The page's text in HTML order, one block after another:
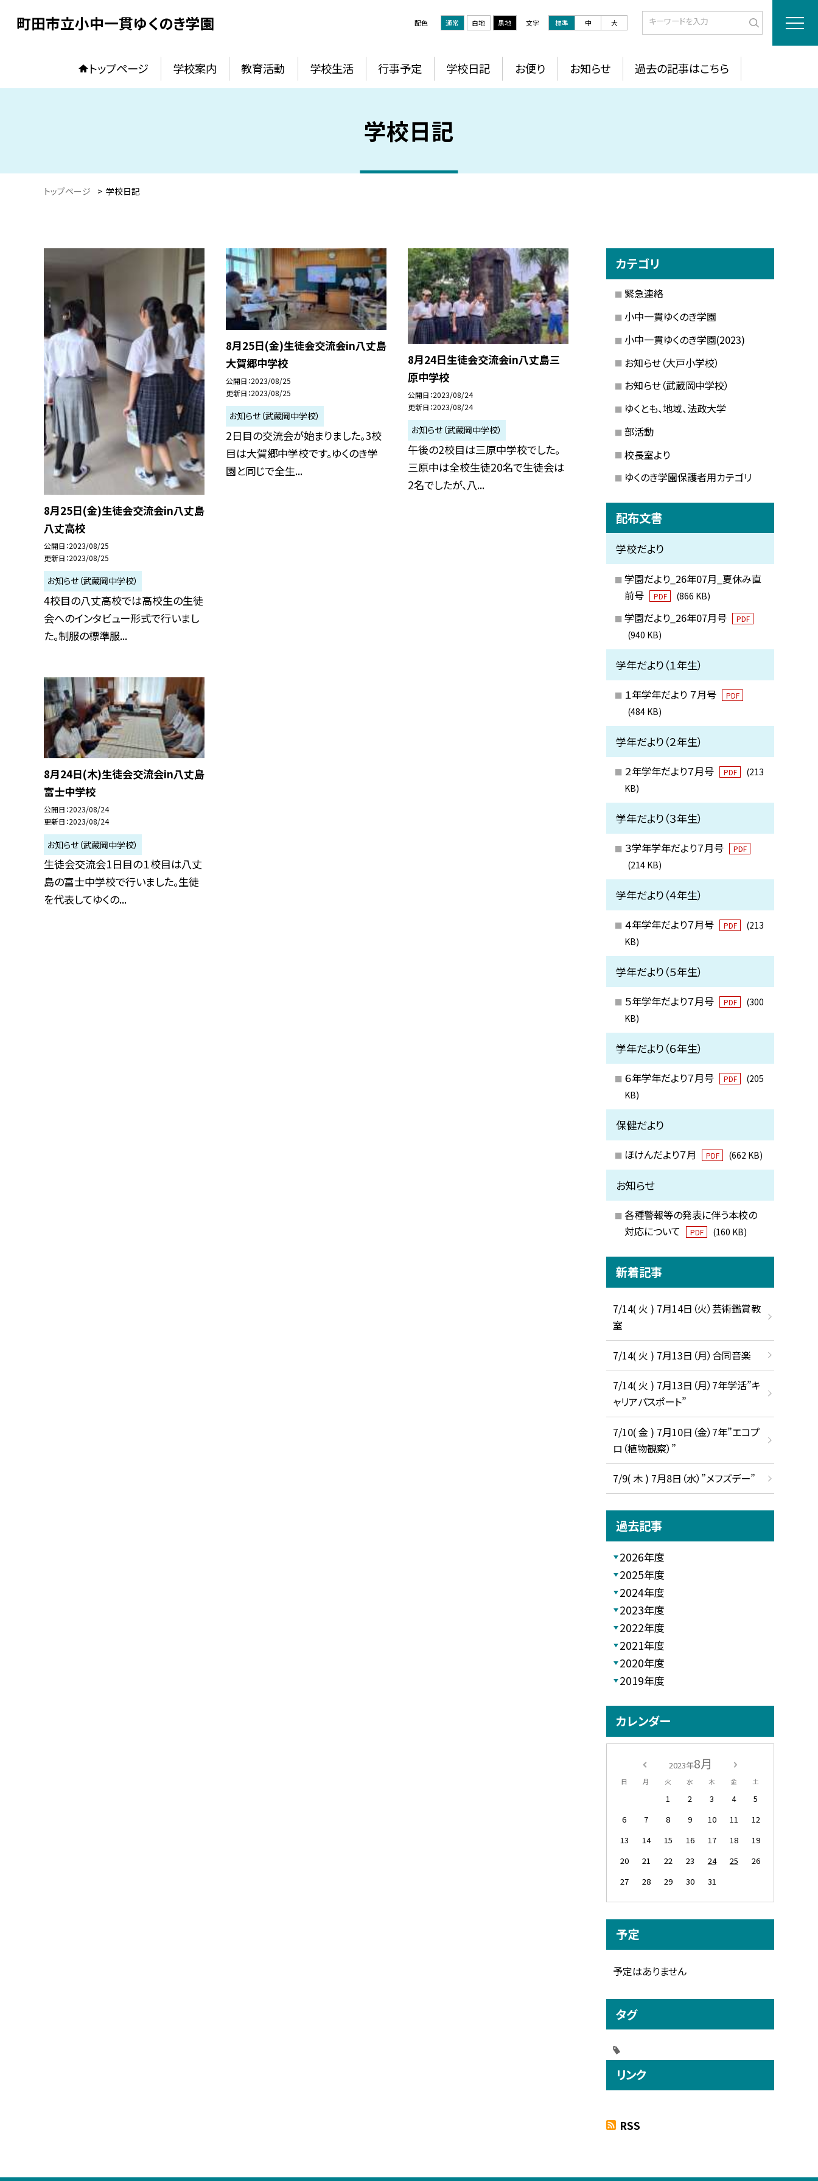
町田市立小中一貫ゆくのき学園 配色 通常 白地 黒地 文字 標準 中 大
トップページ 学校案内 教育活動 学校生活 行事予定 学校日記 お便り お知らせ 過去の記事はこちら
学校日記
トップページ > 学校日記
8月25日(金)生徒会交流会in八丈島
八丈高校
公開日 2023/08/25
更新日 2023/08/25
お知らせ（武蔵岡中学校）
4校目の八丈高校では高校生の生徒
会へのインタビュー形式で行いまし
た。制服の標準服...
8月25日(金)生徒会交流会in八丈島
大賀郷中学校
公開日 2023/08/25
更新日 2023/08/25
お知らせ（武蔵岡中学校）
2日目の交流会が始まりました。3校
目は大賀郷中学校です。ゆくのき学
園と同じで全生...
8月24日生徒会交流会in八丈島三
原中学校
公開日 2023/08/24
更新日 2023/08/24
お知らせ（武蔵岡中学校）
午後の2校目は三原中学校でした。
三原中は全校生徒20名で生徒会は
2名でしたが、八...
8月24日(木)生徒会交流会in八丈島
富士中学校
公開日 2023/08/24
更新日 2023/08/24
お知らせ（武蔵岡中学校）
生徒会交流会1日目の１校目は八丈
島の富士中学校で行いました。生徒
を代表してゆくの...
カテゴリ
緊急連絡
小中一貫ゆくのき学園
小中一貫ゆくのき学園(2023)
お知らせ（大戸小学校）
お知らせ（武蔵岡中学校）
ゆくとも、地域、法政大学
部活動
校長室より
ゆくのき学園保護者用カテゴリ
配布文書
学校だより
学園だより_26年07月_夏休み直
前号
PDF (866 KB)
学園だより_26年07月号 PDF
(940 KB)
学年だより（１年生）
１年学年だより ７月号 PDF
(484 KB)
学年だより（２年生）
２年学年だより７月号 PDF
(213
KB)
学年だより（３年生）
３学年学年だより７月号 PDF
(214 KB)
学年だより（４年生）
４年学年だより７月号 PDF
(213
KB)
学年だより（５年生）
５年学年だより７月号 PDF
(300
KB)
学年だより（６年生）
６年学年だより７月号 PDF
(205
KB)
保健だより
ほけんだより７月 PDF (662 KB)
お知らせ
各種警報等の発表に伴う本校の
対応について
PDF (160 KB)
新着記事
7/14( 火 ) 7月14日（火）芸術鑑賞教
室
7/14( 火 ) 7月13日（月）合同音楽
7/14( 火 ) 7月13日（月）7年学活”キ
ャリアパスポート”
7/10( 金 ) 7月10日（金）7年”エコプ
ロ（植物観察）”
7/9( 木 ) 7月8日（水）”メフズデー”
過去記事
2026年度
2025年度
2024年度
2023年度
2022年度
2021年度
2020年度
2019年度
カレンダー
2023年8月
日 月 火 水 木 金 土
1 2 3 4
5
6
7 8 9 10 11
12
13
14 15 16 17 18
19
20
21 22 23 24 25
26
27
28 29 30 31
予定
予定はありません
タグ
リンク
RSS